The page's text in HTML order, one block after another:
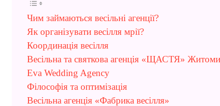
Чим займаються весільні агенції?
Як організувати весілля мрії?
Координація весілля
Весільна та святкова агенція «ЩАСТЯ»
Eva Wedding Agency
Філософія та оптимізація
Весільна агенція «Фабрика весілля»